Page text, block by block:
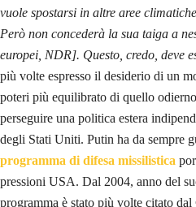
vuole spostarsi in altre aree
Però non concederà la sua taiga a
europei, NDR]. Questo, credo, deve
più volte espresso il desiderio di un
poteri più equilibrato di quello
perseguire una politica estera
degli Stati Uniti. Putin ha da sempre
programma di difesa missilistica
pressioni USA. Dal 2004, anno del
programma è stato più volte citato